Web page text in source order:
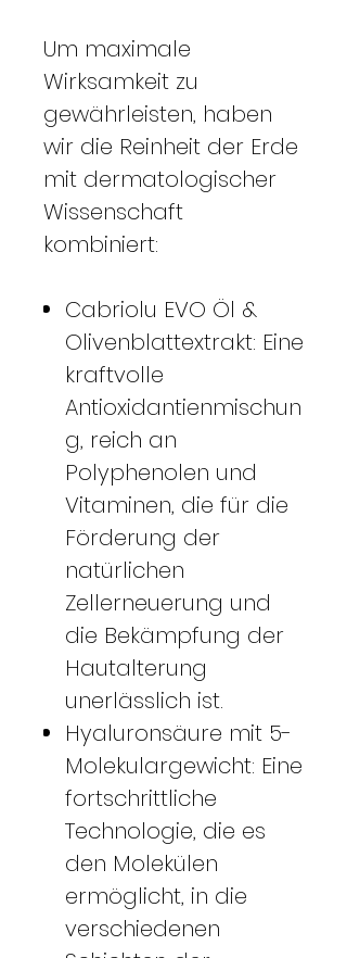
Um maximale
Wirksamkeit zu
gewährleisten, haben
wir die Reinheit der Erde
mit dermatologischer
Wissenschaft
kombiniert:
Cabriolu EVO Öl &
Olivenblattextrakt: Eine
kraftvolle
Antioxidantienmischun
g, reich an
Polyphenolen und
Vitaminen, die für die
Förderung der
natürlichen
Zellerneuerung und
die Bekämpfung der
Hautalterung
unerlässlich ist.
Hyaluronsäure mit 5-
Molekulargewicht: Eine
fortschrittliche
Technologie, die es
den Molekülen
ermöglicht, in die
verschiedenen